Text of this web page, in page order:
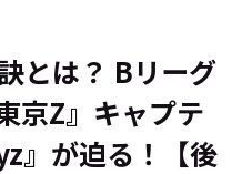
とは？ Bリーグ
京Z』キャプテ
』が迫る！【後